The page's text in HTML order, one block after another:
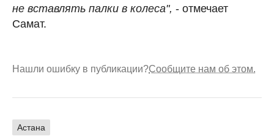
не вставлять палки в колеса", - отмечает
Самат.
Нашли ошибку в публикации?Сообщите нам об этом.
Астана